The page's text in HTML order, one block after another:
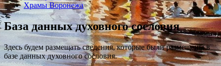
Храмы Воронежа
База данных духовного сословия
Здесь будем размещать сведения, которые были размещены в
базе данных духовного сословия.